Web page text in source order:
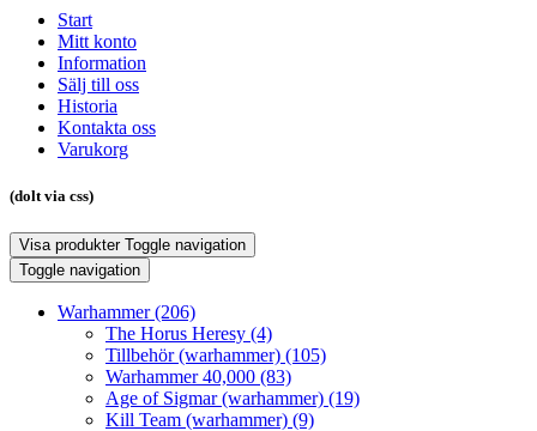
Start
Mitt konto
Information
Sälj till oss
Historia
Kontakta oss
Varukorg
(dolt via css)
Visa produkter Toggle navigation
Toggle navigation
Warhammer(206)
The Horus Heresy (4)
Tillbehör (warhammer) (105)
Warhammer 40,000 (83)
Age of Sigmar (warhammer) (19)
Kill Team (warhammer) (9)